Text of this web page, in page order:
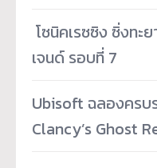
โซนิคเรซซิง ซิ่งทะ
เจนด์ รอบที่ 7
Ubisoft ฉลองครบ
Clancy’s Ghost